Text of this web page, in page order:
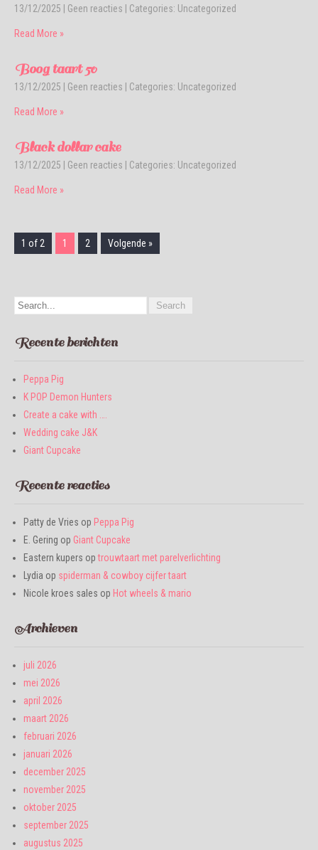
13/12/2025 Geen reacties | Categories: Uncategorized
Read More »
Boog taart 50
13/12/2025 Geen reacties | Categories: Uncategorized
Read More »
Black dollar cake
13/12/2025 Geen reacties | Categories: Uncategorized
Read More »
1 of 2 1 2 Volgende »
Recente berichten
Peppa Pig
K POP Demon Hunters
Create a cake with ….
Wedding cake J&K
Giant Cupcake
Recente reacties
Patty de Vries op Peppa Pig
E. Gering op Giant Cupcake
Eastern kupers optrouwtaart met parelverlichting
Lydia op spiderman & cowboy cijfer taart
Nicole kroes sales op Hot wheels & mario
Archieven
juli 2026
mei 2026
april 2026
maart 2026
februari 2026
januari 2026
december 2025
november 2025
oktober 2025
september 2025
augustus 2025